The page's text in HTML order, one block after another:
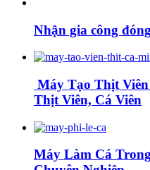
Nhận gia công
Máy Tạo Thịt
Thịt Viên, Cá Viên
Máy Làm Cá